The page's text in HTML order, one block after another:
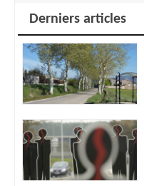
Derniers articles